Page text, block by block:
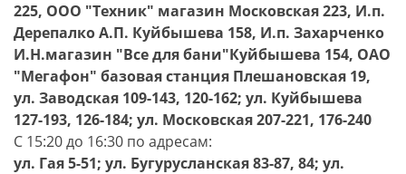
225, ООО "Техник" магазин Московская 223, И.п.
Дерепалко А.П. Куйбышева 158, И.п. Захарченко
И.Н.магазин "Все для бани"Куйбышева 154, ОАО
"Мегафон" базовая станция Плешановская 19,
ул. Заводская 109-143, 120-162; ул. Куйбышева
127-193, 126-184; ул. Московская 207-221, 176-240
С 15:20 до 16:30 по адресам:
ул. Гая 5-51; ул. Бугурусланская 83-87, 84; ул.